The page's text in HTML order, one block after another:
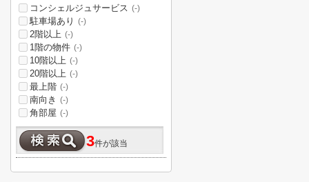
コンシェルジュサービス (-)
駐車場あり (-)
2階以上 (-)
1階の物件 (-)
10階以上 (-)
20階以上 (-)
最上階 (-)
南向き (-)
角部屋 (-)
3件が該当